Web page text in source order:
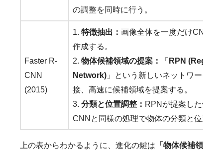
の調整を同時に行う。
Faster R-
CNN
(2015)
1. 特徴抽出： 画像全体を一度だけCNNに
作成する。
2. 物体候補領域の提案： 「 RPN (Region
Network) 」という新しいネットワークが
接、高速に候補領域を提案する。
3. 分類と位置調整： RPNが提案した領域
CNNと同様の処理で物体の分類と位置の
上の表からわかるように、進化の鍵は 「物体候補領